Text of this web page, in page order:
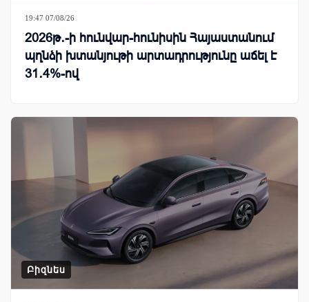
19:47 07/08/26
2026թ․-ի հունվար-հունիսին Հայաստանում
պղնձի խտանյութի արտադրությունը աճել է
31․4%-ով
Բիզնես